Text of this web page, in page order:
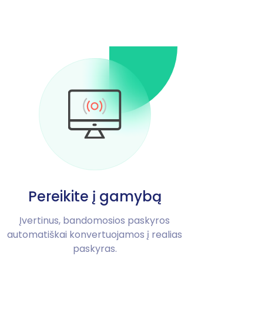
Pereikite į gamybą
Įvertinus, bandomosios paskyros
automatiškai konvertuojamos į realias
paskyras.